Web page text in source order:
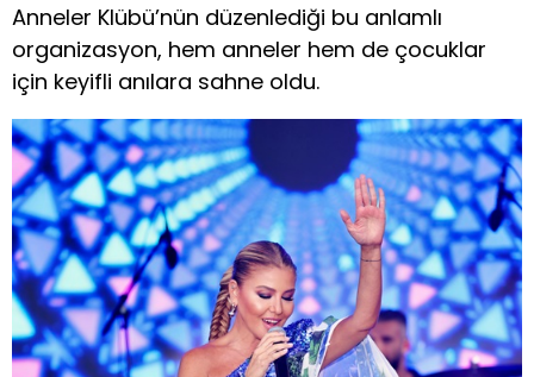
Anneler Klübü’nün düzenlediği bu anlamlı
organizasyon, hem anneler hem de çocuklar
için keyifli anılara sahne oldu.